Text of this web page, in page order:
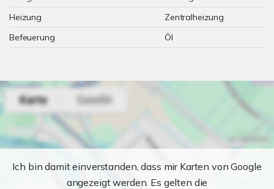
Heizung
Zentralheizung
Befeuerung
Öl
Ich bin damit einverstanden, dass mir Karten von Google
angezeigt werden. Es gelten die